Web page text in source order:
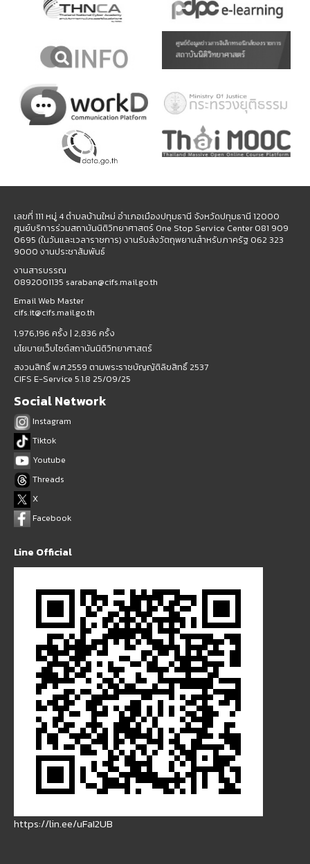
เลขที่ 111 หมู่ 4 ตำบลบ้านใหม่ อำเภอเมืองปทุมธานี จังหวัดปทุมธานี 12000
ศูนย์บริการร่วมสถาบันนิติวิทยาศาสตร์ One Stop Service Center 081 909
0695 (ในวันและเวลาราชการ) งานรับส่งวัตถุพยานสำหรับภาครัฐ 062 323
9000 งานประชาสัมพันธ์
งานสารบรรณ
0892001135 saraban@cifs.mail.go.th
Email Web Master
cifs.it@cifs.mail.go.th
1,976,196 ครั้ง | 2,836 ครั้ง
นโยบายเว็บไซต์สถาบันนิติวิทยาศาสตร์
สงวนสิทธิ์ พ.ศ.2559 ตามพระราชบัญญัติลิขสิทธิ์ 2537
CIFS E-Service 5.1.8 25/09/25
Social Network
Instagram
Tiktok
Youtube
Threads
X
Facebook
Line Official
https://lin.ee/uFaI2UB